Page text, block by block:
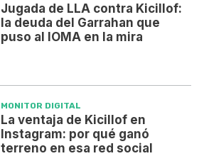
Jugada de LLA contra Kicillof:
la deuda del Garrahan que
puso al IOMA en la mira
MONITOR DIGITAL
La ventaja de Kicillof en
Instagram: por qué ganó
terreno en esa red social